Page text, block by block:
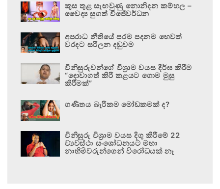
කුස තුළ සැඟවුණු නොනිදන කම්හල –
වෛද්‍ය සුගත් විජේවර්ධන
අපරාධ නීතියේ පරම පදනම හෙවත්
වරදට සරිලන දඬුවම
විනිසුරුවන්ගේ විශ්‍රාම වයස දීර්ඝ කිරීම
“දොවාගත් කිරි කළයට ගොම මුසු
කිරීමක්”
ගණිතය බැරිකම මෝඩකමක් ද?
විනිසුරු විශ්‍රාම වයස දිගු කිරීමේ 22
ව්‍යවස්ථා සංශෝධනයට මහා
නාහිමිවරුන්ගෙන් විරෝධයක් නෑ